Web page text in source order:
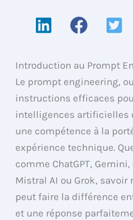
Introduction au Prompt
Le prompt engineering,
instructions efficaces
intelligences artificielles
une compétence à la
expérience technique.
comme ChatGPT, Gemini,
Mistral AI ou Grok,
peut faire la différence
et une réponse